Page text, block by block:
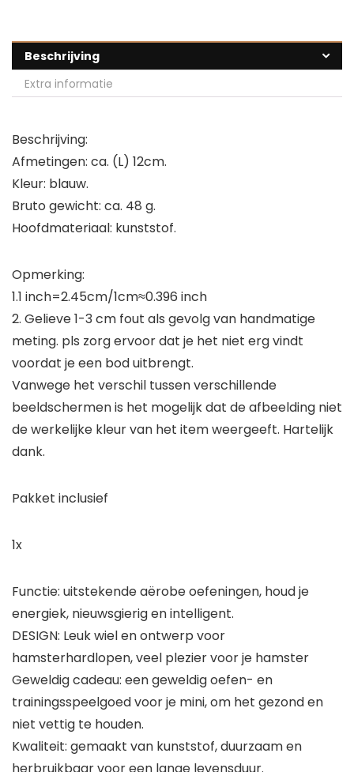
Beschrijving
Extra informatie
Beschrijving:
Afmetingen: ca. (L) 12cm.
Kleur: blauw.
Bruto gewicht: ca. 48 g.
Hoofdmateriaal: kunststof.
Opmerking:
1.1 inch=2.45cm/1cm≈0.396 inch
2. Gelieve 1-3 cm fout als gevolg van handmatige
meting. pls zorg ervoor dat je het niet erg vindt
voordat je een bod uitbrengt.
Vanwege het verschil tussen verschillende
beeldschermen is het mogelijk dat de afbeelding niet
de werkelijke kleur van het item weergeeft. Hartelijk
dank.
Pakket inclusief
1x
Functie: uitstekende aërobe oefeningen, houd je
energiek, nieuwsgierig en intelligent.
DESIGN: Leuk wiel en ontwerp voor
hamsterhardlopen, veel plezier voor je hamster
Geweldig cadeau: een geweldig oefen- en
trainingsspeelgoed voor je mini, om het gezond en
niet vettig te houden.
Kwaliteit: gemaakt van kunststof, duurzaam en